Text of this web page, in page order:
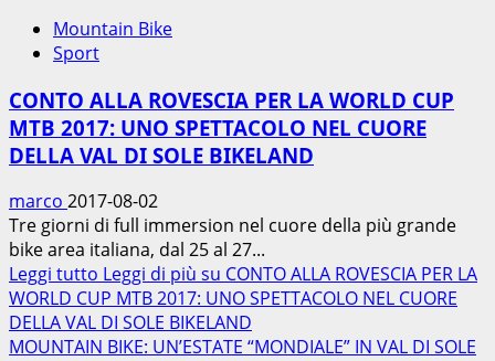
Mountain Bike
Sport
CONTO ALLA ROVESCIA PER LA WORLD CUP
MTB 2017: UNO SPETTACOLO NEL CUORE
DELLA VAL DI SOLE BIKELAND
marco 2017-08-02
Tre giorni di full immersion nel cuore della più grande
bike area italiana, dal 25 al 27...
Leggi tutto Leggi di più su CONTO ALLA ROVESCIA PER LA
WORLD CUP MTB 2017: UNO SPETTACOLO NEL CUORE
DELLA VAL DI SOLE BIKELAND
MOUNTAIN BIKE: UN’ESTATE “MONDIALE” IN VAL DI SOLE